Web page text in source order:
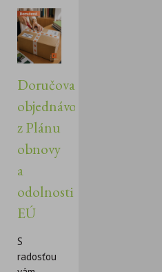
Doručovanie
objednávok
z Plánu
obnovy
a
odolnosti
EÚ
S
radosťou